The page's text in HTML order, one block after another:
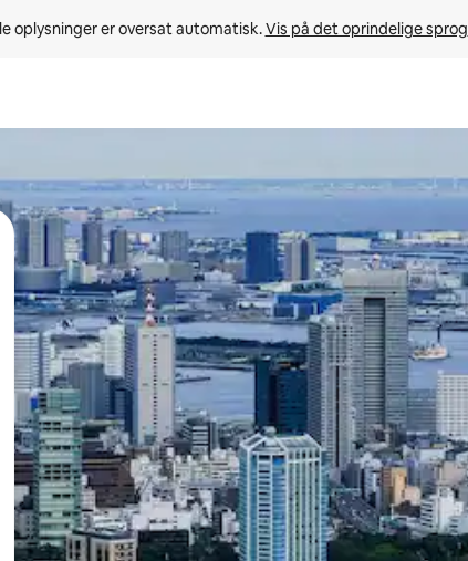
oplysninger er oversat automatisk. Vis på det oprindelige sprog
op og ned eller se mere ved at trykke eller stryge.